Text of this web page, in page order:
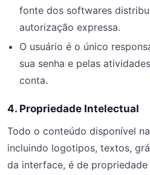
fonte dos softwares
autorização expressa.
O usuário é o único
sua senha e pelas
conta.
4. Propriedade Intelectual
Todo o conteúdo disponível
incluindo logotipos, textos,
da interface, é de propriedade